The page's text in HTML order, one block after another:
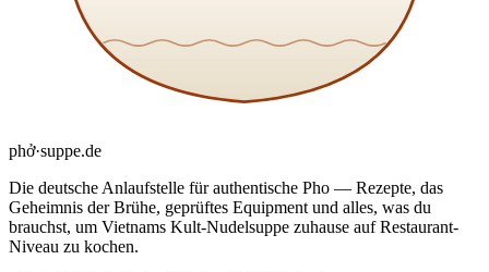
phở·suppe.de
Die deutsche Anlaufstelle für authentische Pho — Rezepte, das
Geheimnis der Brühe, geprüftes Equipment und alles, was du
brauchst, um Vietnams Kult-Nudelsuppe zuhause auf Restaurant-
Niveau zu kochen.